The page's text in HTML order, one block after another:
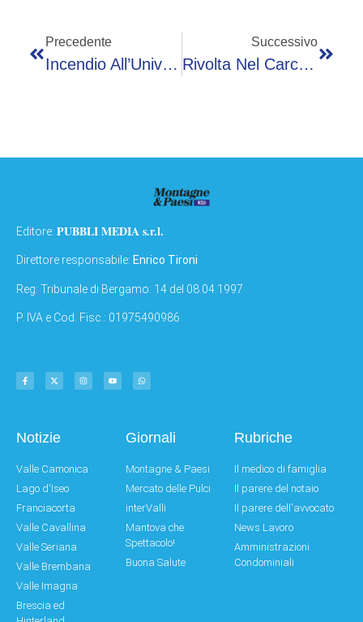
Precedente
Incendio All’Università Della Tuscia, In Fiamme La Facoltà Di Agraria – Video
Successivo
Rivolta Nel Carcere Di Marassi A Genova: Diversi Feriti
Editore: PUBBLI MEDIA s.r.l.
Direttore responsabile: Enrico Tironi
Reg: Tribunale di Bergamo: 14 del 08.04.1997
P. IVA e Cod. Fisc.: 01975490986
Notizie
Valle Camonica
Lago d'Iseo
Franciacorta
Valle Cavallina
Valle Seriana
Valle Brembana
Valle Imagna
Brescia ed
Giornali
Montagne & Paesi
Mercato delle Pulci
interValli
Mantova che
Spettacolo!
Buona Salute
Rubriche
Il medico di famiglia
Il parere del notaio
Il parere dell'avvocato
News Lavoro
Amministrazioni
Condominiali